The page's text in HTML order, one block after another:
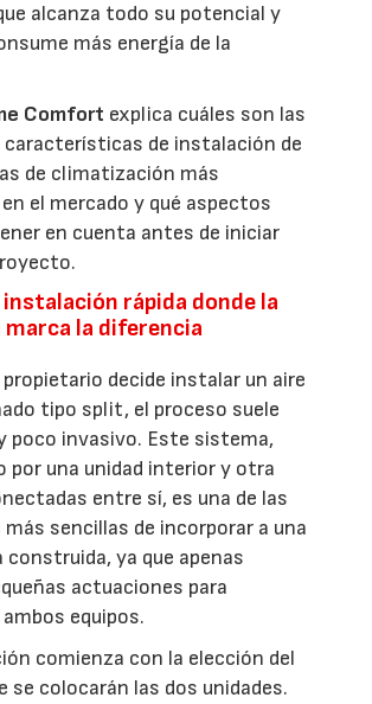
alcanza todo su potencial y
más energía de la
Comfort explica cuáles son las
características de instalación de
de climatización más
el mercado y qué aspectos
en cuenta antes de iniciar
rápida donde la
marca la diferencia
propietario decide instalar un aire
tipo split, el proceso suele
poco invasivo. Este sistema,
por una unidad interior y otra
entre sí, es una de las
sencillas de incorporar a una
construida, ya que apenas
actuaciones para
equipos.
comienza con la elección del
se colocarán las dos unidades.